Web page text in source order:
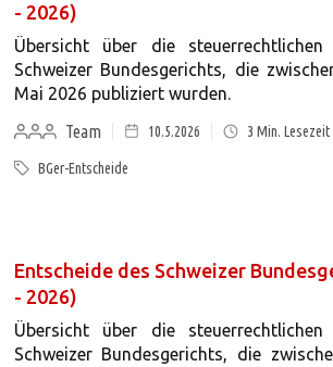
- 2026)
Übersicht über die steuerrechtlichen
Schweizer Bundesgerichts, die
Mai 2026 publiziert wurden.
Team
10.5.2026 3 Min. Lesezeit
BGer-Entscheide
Entscheide des Schweizer
- 2026)
Übersicht über die steuerrechtlichen
Schweizer Bundesgerichts, die